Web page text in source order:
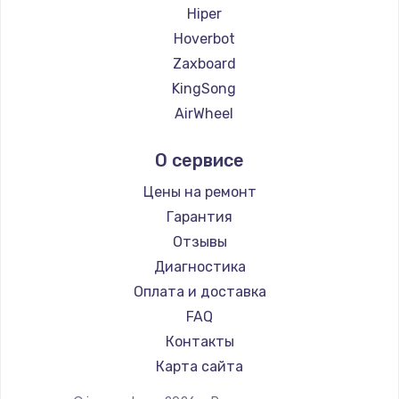
2500 руб.
Заказать
Замена электроконфорки
1300 руб.
Техобслуживание
Заказать
Установка / подключение / демонтаж
1300 руб.
Заказать
Hiper
Hoverbot
Zaxboard
KingSong
AirWheel
Hunter
Shorner
Joyor
Minimotors
Bork
Segway
KIRIN
О сервисе
Цены на ремонт
Гарантия
Отзывы
Диагностика
Оплата и доставка
FAQ
Контакты
Карта сайта